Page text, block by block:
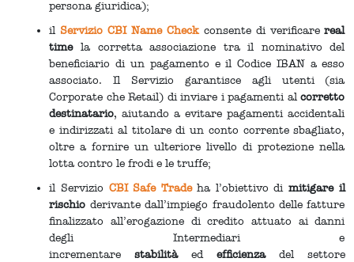
persona giuridica);
ilServizio CBI Name Checkconsente di verificarereal
timela corretta associazione tra il nominativo del
beneficiario di un pagamento e il Codice IBAN a esso
associato. Il Servizio garantisce agli utenti (sia
Corporate che Retail) di inviare i pagamenti alcorretto
destinatario, aiutando a evitare pagamenti accidentali
e indirizzati al titolare di un conto corrente sbagliato,
oltre a fornire un ulteriore livello di protezione nella
lotta contro le frodi e le truffe;
il Servizio CBI Safe Tradeha l’obiettivo di mitigare il
rischio derivante dall’impiego fraudolento delle fatture
finalizzato all’erogazione di credito attuato ai danni
degli Intermediari e
incrementarestabilitàed efficienzadel settore